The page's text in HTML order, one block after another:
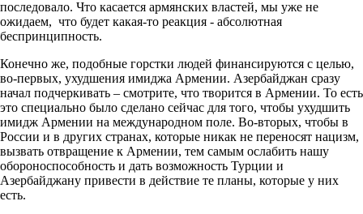
последовало. Что касается армянских властей, мы уже не
ожидаем, что будет какая-то реакция - абсолютная
беспринципность.
Конечно же, подобные горстки людей финансируются с целью,
во-первых, ухудшения имиджа Армении. Азербайджан сразу
начал подчеркивать – смотрите, что творится в Армении. То есть
это специально было сделано сейчас для того, чтобы ухудшить
имидж Армении на международном поле. Во-вторых, чтобы в
России и в других странах, которые никак не переносят нацизм,
вызвать отвращение к Армении, тем самым ослабить нашу
обороноспособность и дать возможность Турции и
Азербайджану привести в действие те планы, которые у них
есть.